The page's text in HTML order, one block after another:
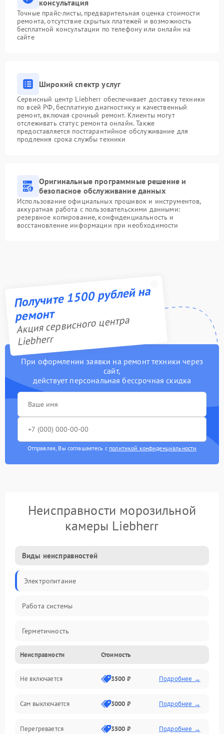
консультация
Точные прайс-листы, предварительная оценка стоимости
ремонта, отсутствие скрытых платежей и возможность
бесплатной консультации по телефону или онлайн на
сайте
Широкий спектр услуг
Сервисный центр Liebherr обеспечивает доставку техники
по всей РФ, бесплатную диагностику и качественный
ремонт, включая срочный ремонт. Клиенты могут
отслеживать статус ремонта онлайн. Также
предоставляется постгарантийное обслуживание для
продления срока службы техники
Оригинальные программные решение и
безопасное обслуживание данных
Использование официальных прошивок и инструментов,
аккуратная работа с пользовательскими данными:
резервное копирование, конфиденциальность и
восстановление информации при необходимости
Получите 1500 рублей на
ремонт
Акция сервисного центра
Liebherr
При оформлении заявки на ремонт техники через
сайт,
действует персональная бессрочная скидка
Отправляя, Вы соглашаетесь с политикой конфиденциальности
Неисправности морозильной
камеры Liebherr
Виды неисправностей
Электропитание
Работа системы
Герметичность
Механика
Неисправности Стоимость
Не включается 3500 ₽ Подробнее →
Сам выключается 3000 ₽ Подробнее →
Перегревается 3500 ₽ Подробнее →